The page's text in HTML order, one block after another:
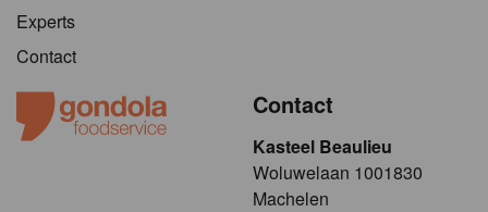
Experts
Contact
Contact
Kasteel Beaulieu
​​​Woluwelaan 1001830
Machelen